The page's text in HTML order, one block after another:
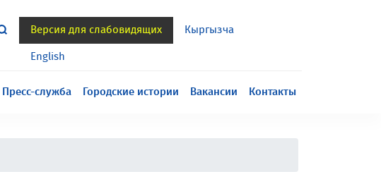
Версия для слабовидящих Кыргызча
English
Пресс-служба Городские истории Вакансии Контакты